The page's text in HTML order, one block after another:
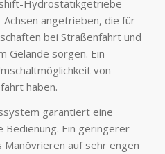
Hydrostatikgetriebe
angetrieben, die für
bei Straßenfahrt und
Gelände sorgen. Ein
von
haben.
garantiert eine
Bedienung. Ein geringerer
auf sehr engen